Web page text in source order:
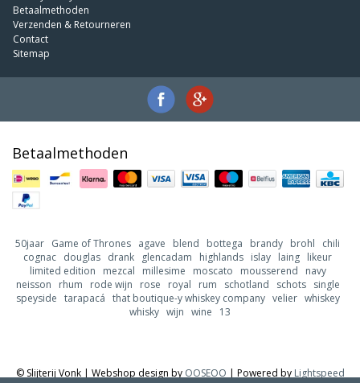
Betaalmethoden
Verzenden & Retourneren
Contact
Sitemap
Betaalmethoden
50jaar Game of Thrones agave blend bottega brandy brohl
chili
cognac douglas drank glencadam highlands islay laing likeur
limited edition
mezcal millesime moscato mousserend
navy
neisson
rhum rode wijn rose royal rum schotland schots
single
speyside tarapacá that boutique-y whiskey company velier whiskey
whisky wijn wine 13
© Slijterij Vonk | Webshop design by OOSEOO | Powered by Lightspeed